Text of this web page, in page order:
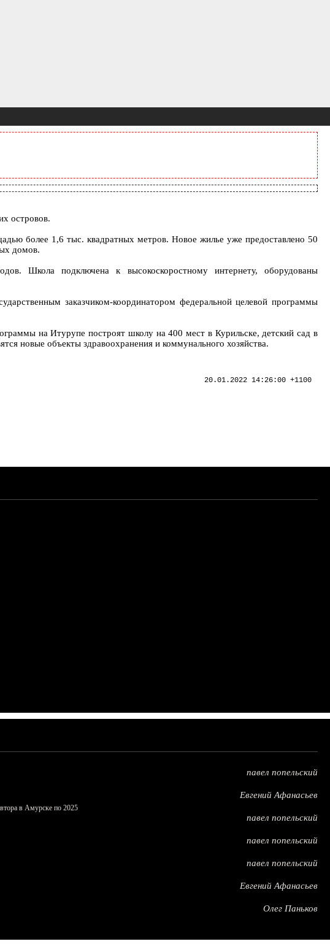
островов.
более 1,6 тыс. квадратных метров. Новое жилье уже предоставлено 50
домов.
Школа подключена к высокоскоростному интернету, оборудованы
заказчиком-координатором федеральной целевой программы
на Итурупе построят школу на 400 мест в Курильске, детский сад в
новые объекты здравоохранения и коммунального хозяйства.
20.01.2022 14:26:00 +1100
павел попельский
Евгений Афанасьев
в Амурске по 2025
павел попельский
павел попельский
павел попельский
Евгений Афанасьев
Олег Паньков